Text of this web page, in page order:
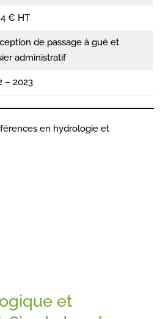
€ HT
de passage à gué et
administratif
– 2023
en hydrologie et
et